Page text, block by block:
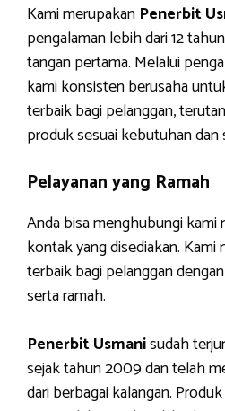
Kami merupakan Penerbit
pengalaman lebih dari 12
tangan pertama. Melalui
kami konsisten berusaha
terbaik bagi pelanggan,
produk sesuai kebutuhan dan
Pelayanan yang Ramah
Anda bisa menghubungi kami
kontak yang disediakan.
terbaik bagi pelanggan
serta ramah.
Penerbit Usmanisudah
sejak tahun 2009 dan telah
dari berbagai kalangan.